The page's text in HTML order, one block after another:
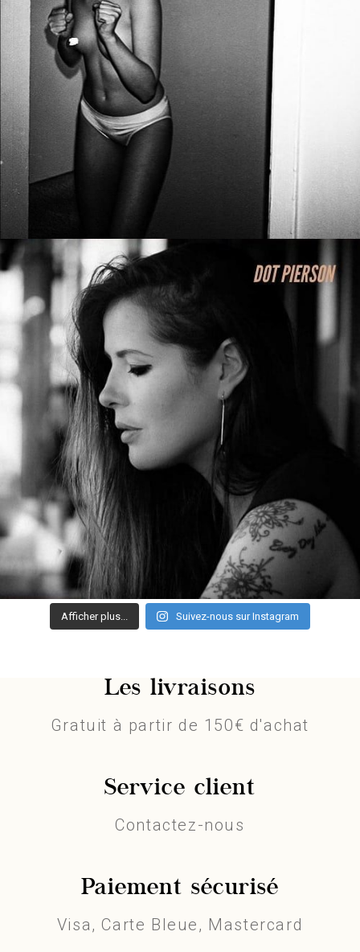
Afficher plus... Suivez-nous sur Instagram
Les livraisons
Gratuit à partir de 150€ d'achat
Service client
Contactez-nous
Paiement sécurisé
Visa, Carte Bleue, Mastercard